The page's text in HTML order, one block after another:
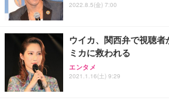
2022.8.5(金) 7:00
ウイカ、関西弁で視聴
ミカに救われる
エンタメ
2021.1.16(土) 9:29